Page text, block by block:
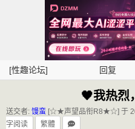
[性趣论坛] 回复
🖤我热烈
送交者: 馒蛮 [☆★声望品衔R8★☆] 于
字阅读
繁體